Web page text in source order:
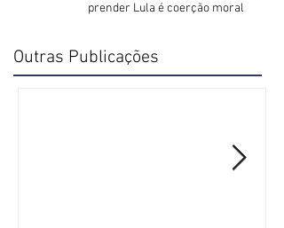
Outras Publicações
prender Lula é coerção moral